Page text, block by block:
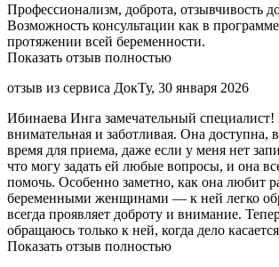
Профессионализм, доброта, отзывчивость
Возможность консультации как в
протяжении всей беременности.
Показать отзыв полностью
отзыв из сервиса ДокТу, 30 января 2026
Ибинаева Инга замечательный специалист!
внимательная и заботливая. Она доступна,
время для приема, даже если у меня нет
что могу задать ей любые вопросы, и она
помочь. Особенно заметно, как она любит
беременными женщинами — к ней легко
всегда проявляет доброту и внимание.
обращаюсь только к ней, когда дело
Показать отзыв полностью